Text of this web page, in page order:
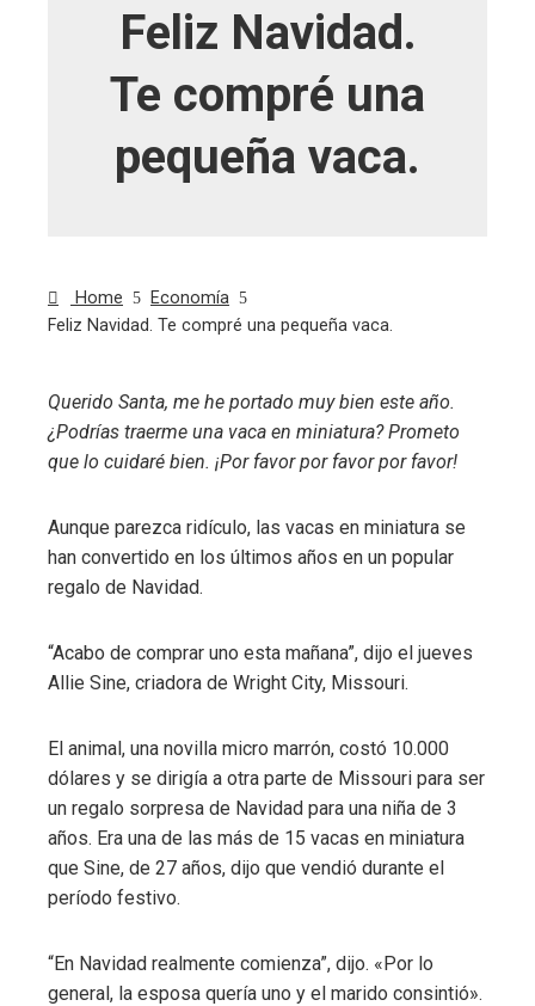
Feliz Navidad.
Te compré una
pequeña vaca.
Home
Economía
Feliz Navidad. Te compré una pequeña vaca.
Querido Santa, me he portado muy bien este año.
¿Podrías traerme una vaca en miniatura? Prometo
que lo cuidaré bien. ¡Por favor por favor por favor!
Aunque parezca ridículo, las vacas en miniatura se
han convertido en los últimos años en un popular
regalo de Navidad.
“Acabo de comprar uno esta mañana”, dijo el jueves
Allie Sine, criadora de Wright City, Missouri.
El animal, una novilla micro marrón, costó 10.000
dólares y se dirigía a otra parte de Missouri para ser
un regalo sorpresa de Navidad para una niña de 3
años. Era una de las más de 15 vacas en miniatura
que Sine, de 27 años, dijo que vendió durante el
período festivo.
“En Navidad realmente comienza”, dijo. «Por lo
general, la esposa quería uno y el marido consintió».